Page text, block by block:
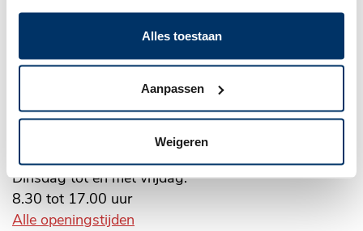
Alles toestaan
Aanpassen
Weigeren
(0317) 49 29 11
WhatsApp: 06 10 06 35 26
gemeente@wageningen.nl
Openingstijden stadhuis
Dinsdag tot en met vrijdag:
8.30 tot 17.00 uur
Alle openingstijden